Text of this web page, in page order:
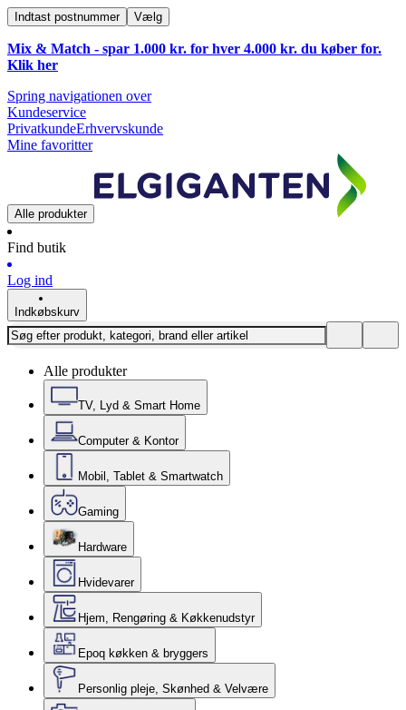
Indtast postnummer Vælg
Mix & Match - spar 1.000 kr. for hver 4.000 kr. du køber for.
Klik her
Spring navigationen over
Kundeservice
PrivatkundeErhvervskunde
Mine favoritter
Alle produkter
Find butik
Log ind
Indkøbskurv
Alle produkter
TV, Lyd & Smart Home
Computer & Kontor
Mobil, Tablet & Smartwatch
Gaming
Hardware
Hvidevarer
Hjem, Rengøring & Køkkenudstyr
Epoq køkken & bryggers
Personlig pleje, Skønhed & Velvære